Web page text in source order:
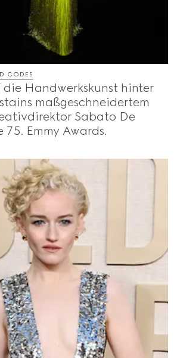
CODES
die Handwerkskunst hinter
maßgeschneidertem
Sabato De
75. Emmy Awards.